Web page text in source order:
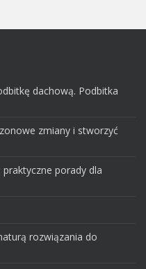
dachową. Podbitka
zmiany i stworzyć
praktyczne porady dla
rozwiązania do